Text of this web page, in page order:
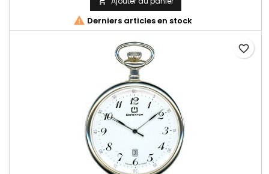
 Derniers articles en stock
favorite_border